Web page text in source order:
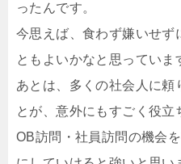
ったんです。
今思えば、食わず嫌いせず
ともよいかなと思っていま
あとは、多くの社会人に頼
とが、意外にもすごく役立
OB訪問・社員訪問の機会